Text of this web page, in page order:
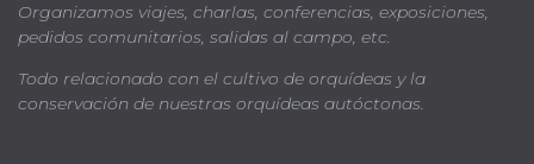
Organizamos viajes, charlas, conferencias, exposiciones,
pedidos comunitarios, salidas al campo, etc.
Todo relacionado con el cultivo de orquídeas y la
conservación de nuestras orquídeas autóctonas.